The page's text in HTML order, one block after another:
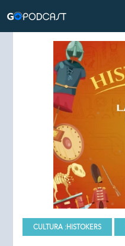
CULTURA :HISTOKERS